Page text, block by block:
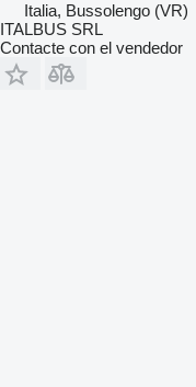
Italia, Bussolengo (VR)
ITALBUS SRL
Contacte con el vendedor